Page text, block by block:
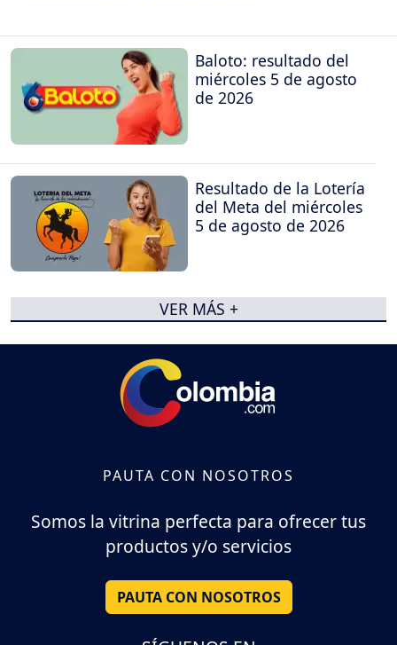
Baloto: resultado del
miércoles 5 de agosto
de 2026
Resultado de la Lotería
del Meta del miércoles
5 de agosto de 2026
VER MÁS +
PAUTA CON NOSOTROS
Somos la vitrina perfecta para ofrecer tus
productos y/o servicios
PAUTA CON NOSOTROS